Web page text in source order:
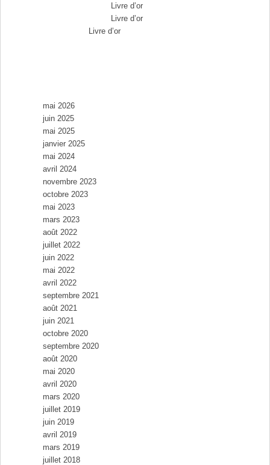
Livre d’or
Livre d’or
Livre d’or
mai 2026
juin 2025
mai 2025
janvier 2025
mai 2024
avril 2024
novembre 2023
octobre 2023
mai 2023
mars 2023
août 2022
juillet 2022
juin 2022
mai 2022
avril 2022
septembre 2021
août 2021
juin 2021
octobre 2020
septembre 2020
août 2020
mai 2020
avril 2020
mars 2020
juillet 2019
juin 2019
avril 2019
mars 2019
juillet 2018